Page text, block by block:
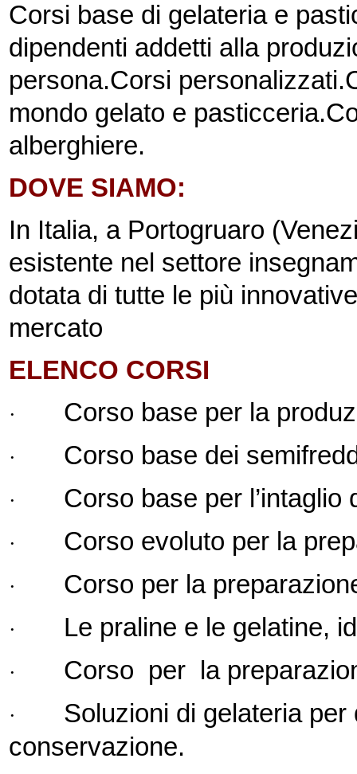
Corsi base di gelateria e
dipendenti addetti alla
persona.Corsi personalizzati.
mondo gelato e pasticceria.
alberghiere.
DOVE SIAMO:
In Italia, a Portogruaro
esistente nel settore
dotata di tutte le più
mercato
ELENCO CORSI
· Corso base per la
· Corso base dei
· Corso base per l’intaglio
· Corso evoluto per la
· Corso per la
· Le praline e le gelatine,
· Corso per la
·
Soluzioni di gelateria
conservazione.